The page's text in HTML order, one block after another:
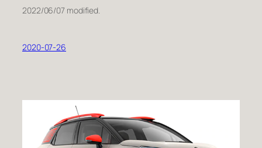
2022/06/07 modified.
2020-07-26